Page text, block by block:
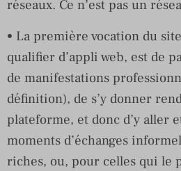
réseaux. Ce n’est pas un
• La première vocation du
qualifier d’appli web, est de
de manifestations
définition), de s’y donner
plateforme, et donc d’y aller
moments d’échanges
riches, ou, pour celles qui le